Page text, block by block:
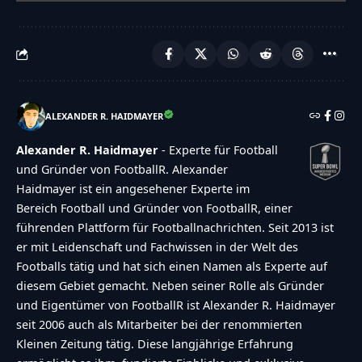
Google"},"voting":{"poll-ended":"Die Zeit zum
abgelaufen","poll-not-started":"Diese Umfrage
akzeptiert noch keine Stimmen","already-voted-
on-poll":"TOUCHDOWN!!! Vielen Dank f\u00fcr
deine Teilnahme!","invalid-poll":"Fehler","no-
answers-selected":"Keine Antwort
ausgew\u00e4hlt","min-answers-
required":"Achtung du musst mindestens
{min_answers_allowed} Auswahl(en)
treffen.","max-answers-required":"Du kannst
maximal {max_answers_allowed} Antworten
w\u00e4hlen.","no-answer-for-other":"No other
ALEXANDER R. HAIDMAYER
Alexander R. Haidmayer - Experte für Football
und Gründer von FootballR. Alexander
Haidmayer ist ein angesehener Experte im
Bereich Football und Gründer von FootballR, einer
führenden Plattform für Footballnachrichten. Seit 2013 ist
er mit Leidenschaft und Fachwissen in der Welt des
Footballs tätig und hat sich einen Namen als Experte auf
diesem Gebiet gemacht. Neben seiner Rolle als Gründer
und Eigentümer von FootballR ist Alexander R. Haidmayer
seit 2006 auch als Mitarbeiter bei der renommierten
Kleinen Zeitung tätig. Diese langjährige Erfahrung